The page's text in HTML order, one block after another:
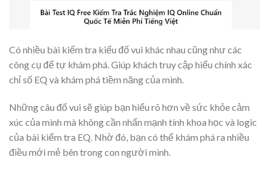
Có nhiều bài kiểm tra kiểu đố vui khác nhau cũng như các
công cụ để tự khám phá. Giúp khách truy cập hiểu chính xác
chỉ số EQ và khám phá tiềm năng của mình.
Những câu đố vui sẽ giúp bạn hiểu rõ hơn về sức khỏe cảm
xúc của mình mà không cần nhấn mạnh tính khoa học và logic
của bài kiểm tra EQ. Nhờ đó, bạn có thể khám phá ra nhiều
điều mới mẻ bên trong con người mình.